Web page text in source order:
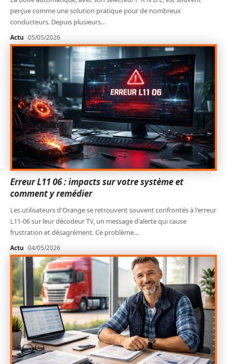
perçue comme une solution pratique pour de nombreux
conducteurs. Depuis plusieurs…
Actu 05/05/2026
Erreur L11 06 : impacts sur votre système et
comment y remédier
Les utilisateurs d'Orange se retrouvent souvent confrontés à l'erreur
L11-06 sur leur décodeur TV, un message d'alerte qui cause
frustration et désagrément. Ce problème…
Actu 04/05/2026